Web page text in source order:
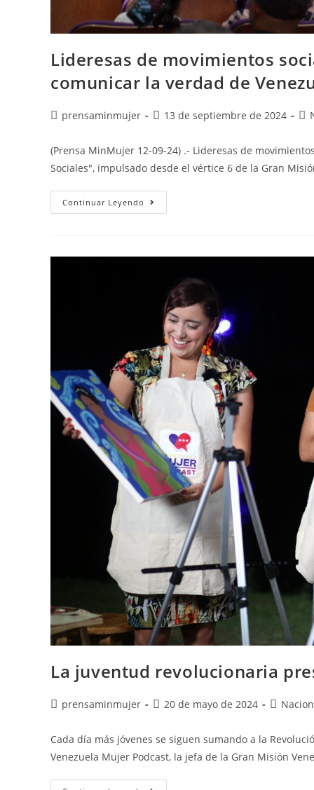
Lideresas de movimientos
comunicar la verdad de
prensaminmujer 13 de septiembre de 2024
(Prensa MinMujer 12-09-24) .- Lideresas de
Sociales", impulsado desde el vértice 6 de la Gran
Continuar Leyendo
La juventud revolucionaria
prensaminmujer 20 de mayo de 2024
Cada día más jóvenes se siguen sumando a la
Venezuela Mujer Podcast, la jefa de la Gran Misión